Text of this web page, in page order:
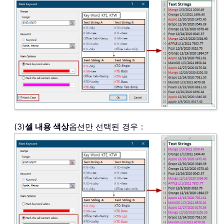
(3)셀 내용 색상옵션만 선택된 경우：